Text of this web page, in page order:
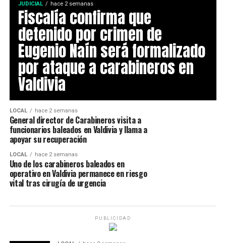
JUDICIAL hace 2 semanas
Fiscalía confirma que
detenido por crimen de
Eugenio Naín será formalizado
por ataque a carabineros en
Valdivia
LOCAL hace 2 semanas
General director de Carabineros visita a
funcionarios baleados en Valdivia y llama a
apoyar su recuperación
LOCAL hace 2 semanas
Uno de los carabineros baleados en
operativo en Valdivia permanece en riesgo
vital tras cirugía de urgencia
PUBLICIDAD